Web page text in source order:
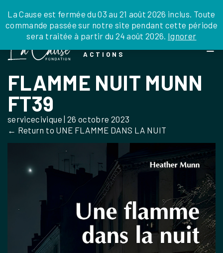
to
the
La Cause est fermée du 03 au 21 août 2026 inclus. Toute
commande passée sur notre site pendant cette période
sera traitée à partir du 24 août 2026. Ignorer
JE DONNE JE PARRAINE NOUS SOUTENIR
DEPUIS LA FRANCE
DEPUIS L’INTERNATIONAL
EN TANT QU’ORGANISATION
LEGS, LIBÉRALITÉS
0 ARTICLE
ACTIONS
FLAMME NUIT MUNN
FT39
servicecivique | 26 octobre 2023
← Return to UNE FLAMME DANS LA NUIT